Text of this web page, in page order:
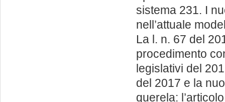
sistema 231. I
nell’attuale
La l. n. 67 del
procedimento
legislativi del
del 2017 e la
querela: